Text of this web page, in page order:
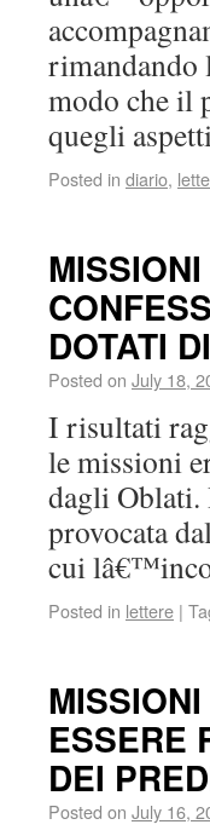
rimandando
modo che il
quegli
Posted in diario,
DOTATI
Posted on July 18,
I risultati
le missioni
dagli
provocata
cui
Posted in lettere |
ESSERE
DEI
Posted on July 16,